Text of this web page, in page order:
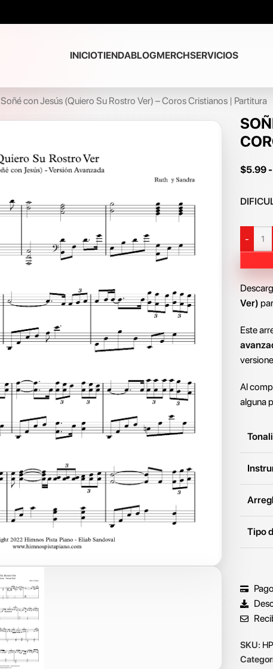
INICIOTIENDABLOGMERCHSERVICIOS
Soñé con Jesús (Quiero Su Rostro Ver) – Coros Cristianos | Partitura
$5.99 -
-
Ver)
Este
Al
alguna
Tipo
SKU: